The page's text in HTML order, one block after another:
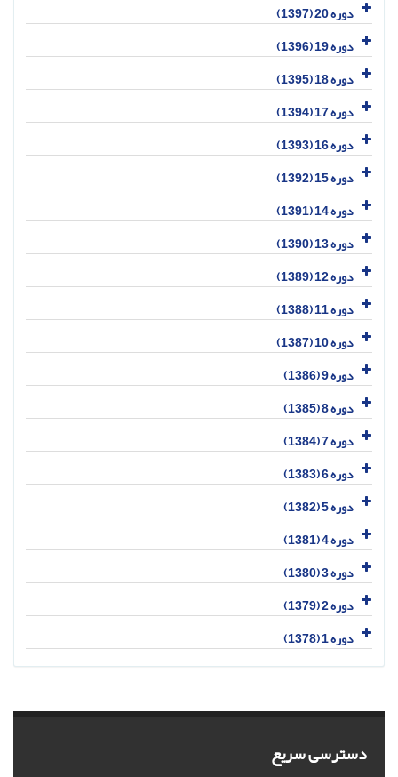
دوره 20 (1397)
دوره 19 (1396)
دوره 18 (1395)
دوره 17 (1394)
دوره 16 (1393)
دوره 15 (1392)
دوره 14 (1391)
دوره 13 (1390)
دوره 12 (1389)
دوره 11 (1388)
دوره 10 (1387)
دوره 9 (1386)
دوره 8 (1385)
دوره 7 (1384)
دوره 6 (1383)
دوره 5 (1382)
دوره 4 (1381)
دوره 3 (1380)
دوره 2 (1379)
دوره 1 (1378)
دسترسی سریع